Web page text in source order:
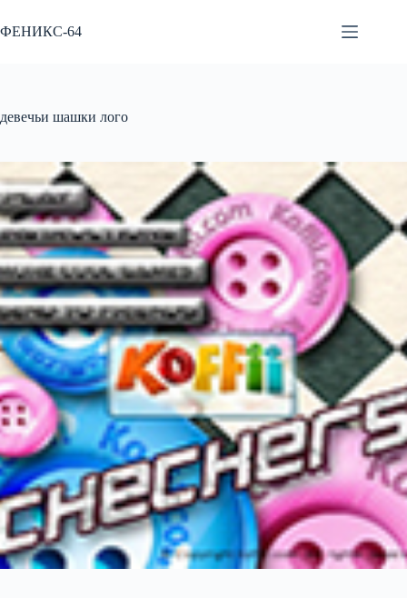
к
сути
ФЕНИКС-64
девечьи шашки лого